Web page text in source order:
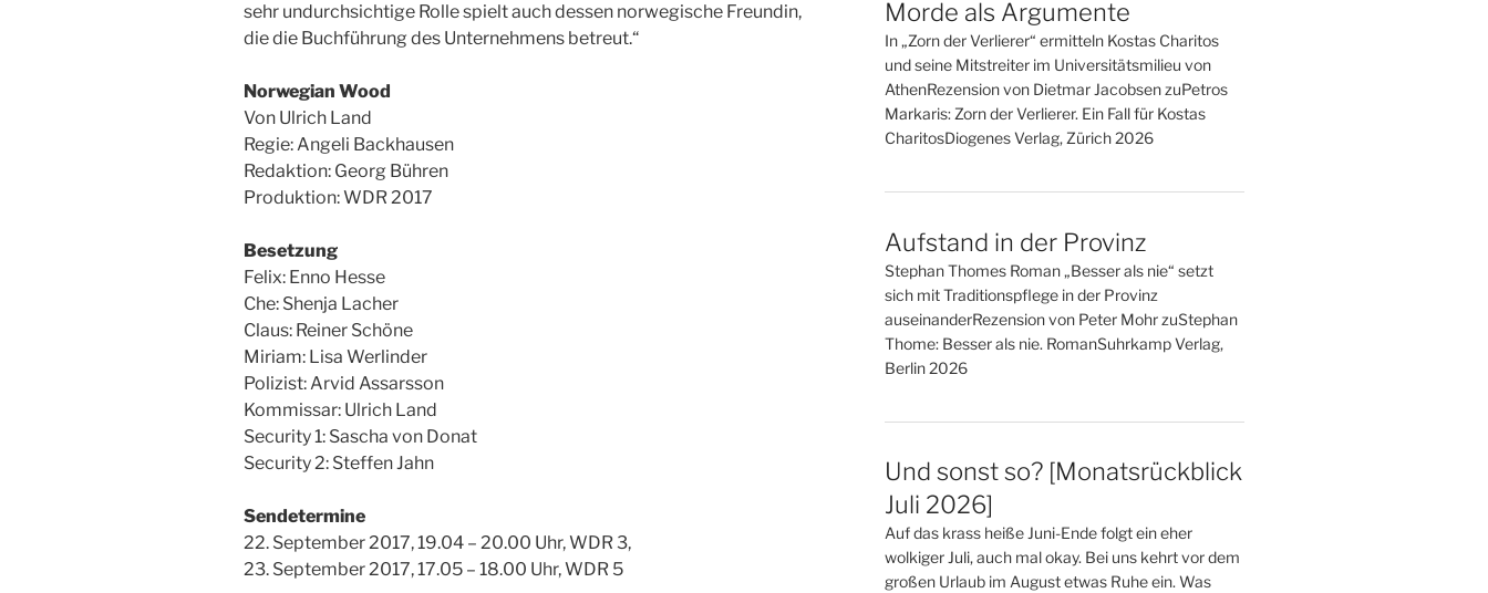
sehr undurchsichtige Rolle spielt auch dessen norwegische Freundin,
die die Buchführung des Unternehmens betreut.“
Norwegian Wood
Von Ulrich Land
Regie: Angeli Backhausen
Redaktion: Georg Bühren
Produktion: WDR 2017
Besetzung
Felix: Enno Hesse
Che: Shenja Lacher
Claus: Reiner Schöne
Miriam: Lisa Werlinder
Polizist: Arvid Assarsson
Kommissar: Ulrich Land
Security 1: Sascha von Donat
Security 2: Steffen Jahn
Sendetermine
22. September 2017, 19.04 – 20.00 Uhr, WDR 3,
23. September 2017, 17.05 – 18.00 Uhr, WDR 5
Morde als Argumente
In „Zorn der Verlierer“ ermitteln Kostas Charitos
und seine Mitstreiter im Universitätsmilieu von
AthenRezension von Dietmar Jacobsen zuPetros
Markaris: Zorn der Verlierer. Ein Fall für Kostas
CharitosDiogenes Verlag, Zürich 2026
Aufstand in der Provinz
Stephan Thomes Roman „Besser als nie“ setzt
sich mit Traditionspflege in der Provinz
auseinanderRezension von Peter Mohr zuStephan
Thome: Besser als nie. RomanSuhrkamp Verlag,
Berlin 2026
Und sonst so? [Monatsrückblick
Juli 2026]
Auf das krass heiße Juni-Ende folgt ein eher
wolkiger Juli, auch mal okay. Bei uns kehrt vor dem
großen Urlaub im August etwas Ruhe ein. Was